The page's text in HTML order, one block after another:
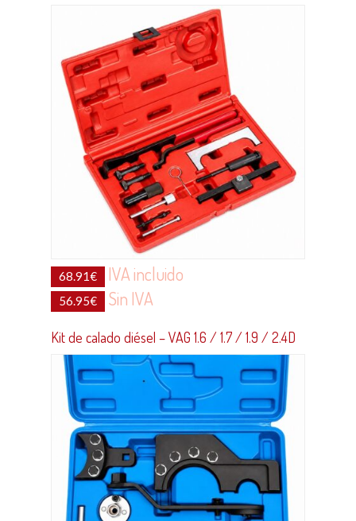
68.91€ IVA incluido
56.95€ Sin IVA
Kit de calado diésel – VAG 1.6 / 1.7 / 1.9 / 2.4D